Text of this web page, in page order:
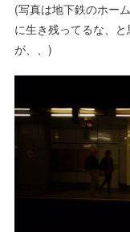
(写真は地下鉄のホー
に生き残ってるな、
が、、)